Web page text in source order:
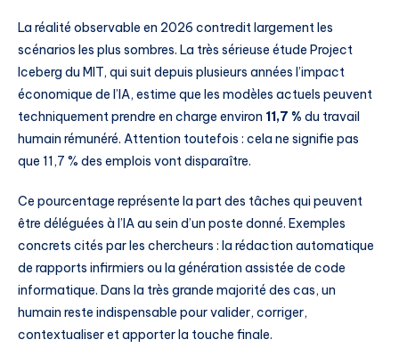
La réalité observable en 2026 contredit largement les
scénarios les plus sombres. La très sérieuse étude Project
Iceberg du MIT, qui suit depuis plusieurs années l’impact
économique de l’IA, estime que les modèles actuels peuvent
techniquement prendre en charge environ 11,7 % du travail
humain rémunéré. Attention toutefois : cela ne signifie pas
que 11,7 % des emplois vont disparaître.
Ce pourcentage représente la part des tâches qui peuvent
être déléguées à l’IA au sein d’un poste donné. Exemples
concrets cités par les chercheurs : la rédaction automatique
de rapports infirmiers ou la génération assistée de code
informatique. Dans la très grande majorité des cas, un
humain reste indispensable pour valider, corriger,
contextualiser et apporter la touche finale.